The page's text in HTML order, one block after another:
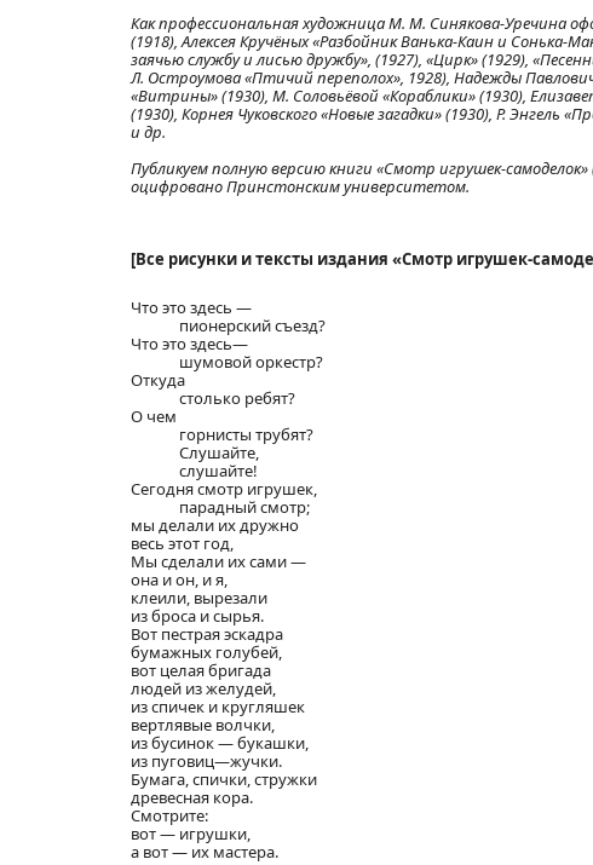
Как профессиональная художница М. М. Синякова-Уречина
(1918), Алексея Кручёных «Разбойник Ванька-Каин и
заячью службу и лисью дружбу», (1927), «Цирк» (1929),
Л. Остроумова «Птичий переполох», 1928), Надежды Павлович
«Витрины» (1930), М. Соловьёвой «Кораблики» (1930),
(1930), Корнея Чуковского «Новые загадки» (1930), Р. Энгель
и др.
Публикуем полную версию книги «Смотр игрушек-
оцифровано Принстонским университетом.
[Все рисунки и тексты издания «Смотр игрушек-
Что это здесь —
пионерский съезд?
Что это здесь—
шумовой оркестр?
Откуда
столько ребят?
О чем
горнисты трубят?
Слушайте,
слушайте!
Сегодня смотр игрушек,
парадный смотр;
мы делали их дружно
весь этот год,
Мы сделали их сами —
она и он, и я,
клеили, вырезали
из броса и сырья.
Вот пестрая эскадра
бумажных голубей,
вот целая бригада
людей из желудей,
из спичек и кругляшек
вертлявые волчки,
из бусинок — букашки,
из пуговиц—жучки.
Бумага, спички, стружки
древесная кора.
Смотрите:
вот — игрушки,
а вот — их мастера.